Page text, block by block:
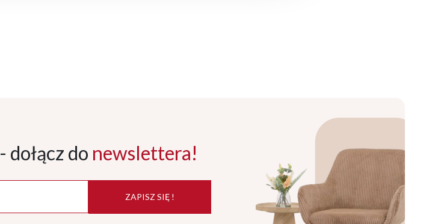
dołącz do newslettera!
ZAPISZ SIĘ !